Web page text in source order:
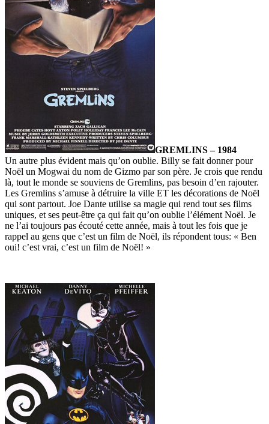
GREMLINS – 1984
Un autre plus évident mais qu’on oublie. Billy se fait donner pour
Noël un Mogwai du nom de Gizmo par son père. Je crois que rendu
là, tout le monde se souviens de Gremlins, pas besoin d’en rajouter.
Les Gremlins s’amuse à détruire la ville ET les décorations de Noël
qui sont partout. Joe Dante utilise sa magie qui rend tout ses films
uniques, et ses peut-être ça qui fait qu’on oublie l’élément Noël. Je
ne l’ai toujours pas écouté cette année, mais à tout les fois que je
rappel au gens que c’est un film de Noël, ils répondent tous: « Ben
oui! c’est vrai, c’est un film de Noël! »